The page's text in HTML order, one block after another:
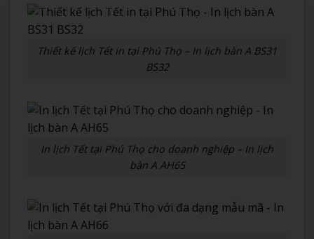
Thiết kế lịch Tết in tại Phú Thọ – In lịch bàn A BS31
BS32
In lịch Tết tại Phú Thọ cho doanh nghiệp – In lịch
bàn A AH65